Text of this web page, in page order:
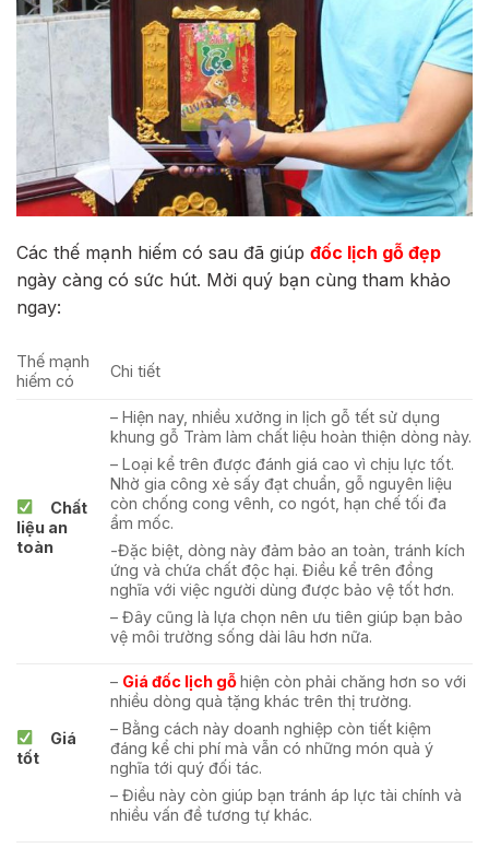
Các thế mạnh hiếm có sau đã giúp đốc lịch gỗ đẹp
ngày càng có sức hút. Mời quý bạn cùng tham khảo
ngay:
Thế mạnh
hiếm có
Chi tiết
Chất
liệu an
toàn
– Hiện nay, nhiều xưởng in lịch gỗ tết sử dụng
khung gỗ Tràm làm chất liệu hoàn thiện dòng này.
– Loại kể trên được đánh giá cao vì chịu lực tốt.
Nhờ gia công xẻ sấy đạt chuẩn, gỗ nguyên liệu
còn chống cong vênh, co ngót, hạn chế tối đa
ẩm mốc.
-Đặc biệt, dòng này đảm bảo an toàn, tránh kích
ứng và chứa chất độc hại. Điều kể trên đồng
nghĩa với việc người dùng được bảo vệ tốt hơn.
– Đây cũng là lựa chọn nên ưu tiên giúp bạn bảo
vệ môi trường sống dài lâu hơn nữa.
Giá
tốt
– Giá đốc lịch gỗhiện còn phải chăng hơn so với
nhiều dòng quà tặng khác trên thị trường.
– Bằng cách này doanh nghiệp còn tiết kiệm
đáng kể chi phí mà vẫn có những món quà ý
nghĩa tới quý đối tác.
– Điều này còn giúp bạn tránh áp lực tài chính và
nhiều vấn đề tương tự khác.